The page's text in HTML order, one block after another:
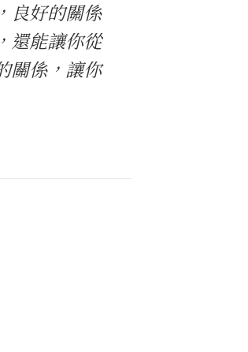
良好的關係
還能讓你從
關係，讓你